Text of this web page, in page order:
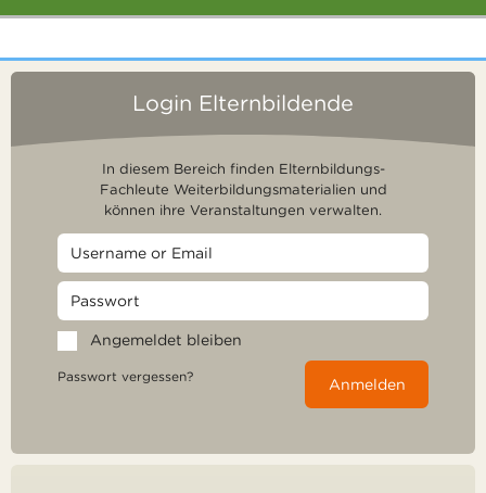
Login Elternbildende
In diesem Bereich finden Elternbildungs-
Fachleute Weiterbildungsmaterialien und
können ihre Veranstaltungen verwalten.
Angemeldet bleiben
Passwort vergessen? Anmelden